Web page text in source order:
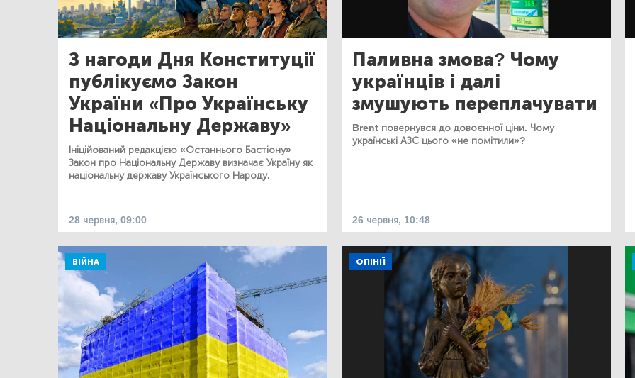
З нагоди Дня Конституції
публікуємо Закон
України «Про Українську
Національну Державу»
Ініційований редакцією «Останнього Бастіону»
Закон про Національну Державу визначає Україну як
національну державу Українського Народу.
28 червня, 09:00
Паливна змова? Чому
українців і далі
змушують переплачувати
Brent повернувся до довоєнної ціни. Чому
українські АЗС цього «не помітили»?
26 червня, 10:48
ВІЙНА ОПІНІЇ